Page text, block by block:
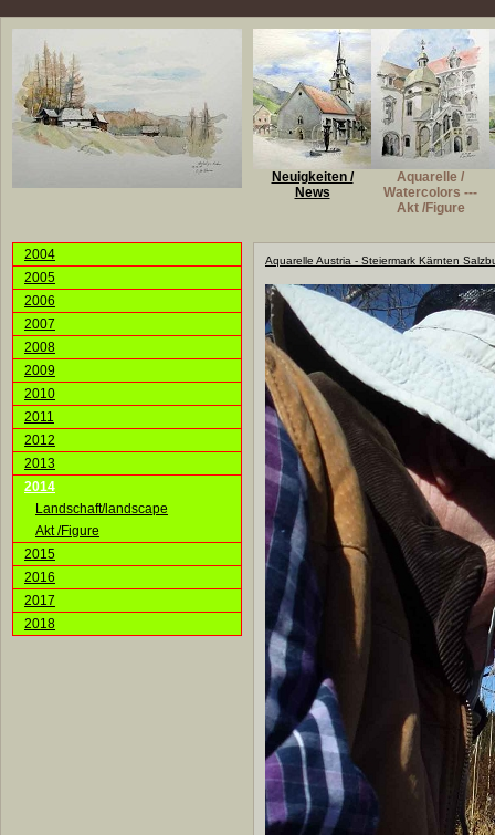
Neuigkeiten /
News
Aquarelle /
Watercolors ---
Akt /Figure
2004
2005
2006
2007
2008
2009
2010
2011
2012
2013
2014
Landschaft/landscape
Akt /Figure
2015
2016
2017
2018
Aquarelle Austria - Steiermark Kärnten